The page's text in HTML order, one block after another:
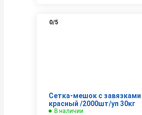
0/5
Сетка-мешок с завязками
красный /2000шт/уп 30кг
В наличии